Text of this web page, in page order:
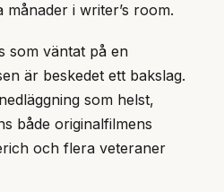
i writer’s room.
som väntat på en
är beskedet ett bakslag.
som helst,
både originalfilmens
och flera veteraner